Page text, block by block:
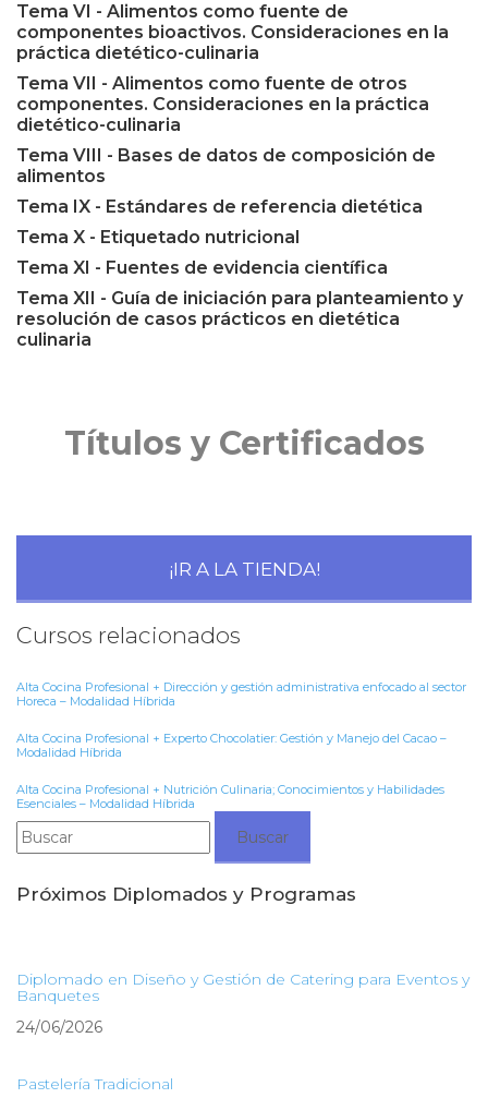
Tema VI - Alimentos como fuente de
componentes bioactivos. Consideraciones en la
práctica dietético-culinaria
Tema VII - Alimentos como fuente de otros
componentes. Consideraciones en la práctica
dietético-culinaria
Tema VIII - Bases de datos de composición de
alimentos
Tema IX - Estándares de referencia dietética
Tema X - Etiquetado nutricional
Tema XI - Fuentes de evidencia científica
Tema XII - Guía de iniciación para planteamiento y
resolución de casos prácticos en dietética
culinaria
Títulos y Certificados
¡IR A LA TIENDA!
Cursos relacionados
Alta Cocina Profesional + Dirección y gestión administrativa enfocado al sector
Horeca – Modalidad Híbrida
Alta Cocina Profesional + Experto Chocolatier: Gestión y Manejo del Cacao –
Modalidad Híbrida
Alta Cocina Profesional + Nutrición Culinaria; Conocimientos y Habilidades
Esenciales – Modalidad Híbrida
Buscar:
Próximos Diplomados y Programas
Diplomado en Diseño y Gestión de Catering para Eventos y
Banquetes
24/06/2026
Pastelería Tradicional